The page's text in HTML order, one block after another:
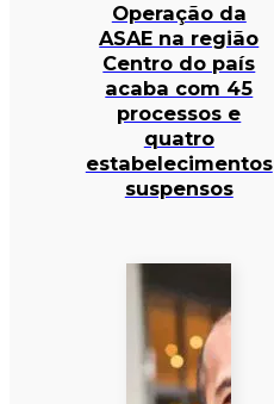
Operação da
ASAE na região
Centro do país
acaba com 45
processos e
quatro
estabelecimentos
suspensos